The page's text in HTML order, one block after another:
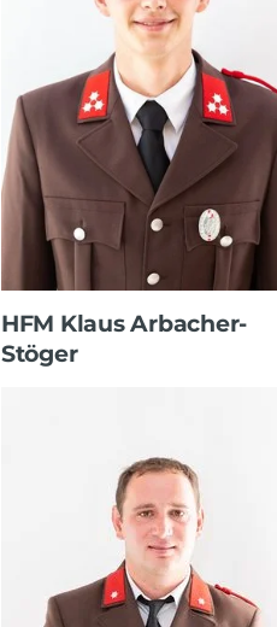
HFM Klaus Arbacher-
Stöger